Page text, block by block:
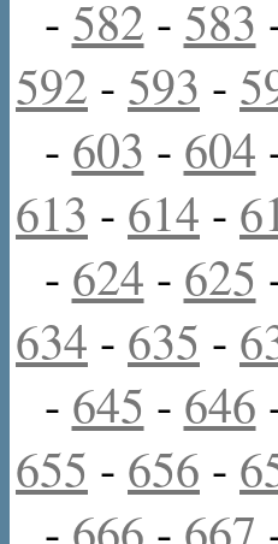
- 582 - 583
592 - 593 -
- 603 - 604
613 - 614 -
- 624 - 625
634 - 635 -
- 645 - 646
655 - 656 -
- 666 - 667